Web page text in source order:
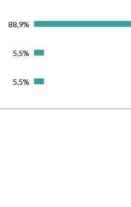
88,9%
5,5%
5,5%